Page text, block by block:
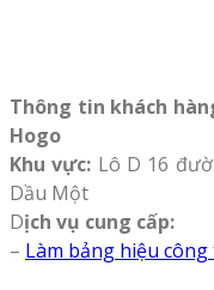
Thông tin khách
Hogo
Khu vực: Lô D 16
Dầu Một
Dịch vụ cung cấp:
– Làm bảng hiệu công